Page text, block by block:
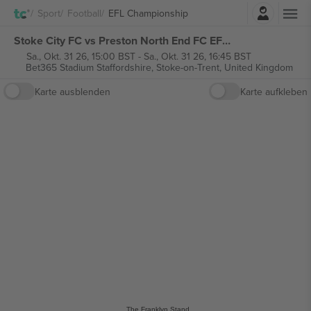
Sport Football EFL ChampionshipEinloggen
Stoke City FC vs Preston North End FC EFL Championship tickets
Sa., Okt. 31 26, 15:00 BST- Sa., Okt. 31 26, 16:45 BST
Bet365 Stadium Staffordshire, Stoke-on-Trent, United Kingdom
Karte ausblenden
Karte aufkleben
The Franklyn Stand